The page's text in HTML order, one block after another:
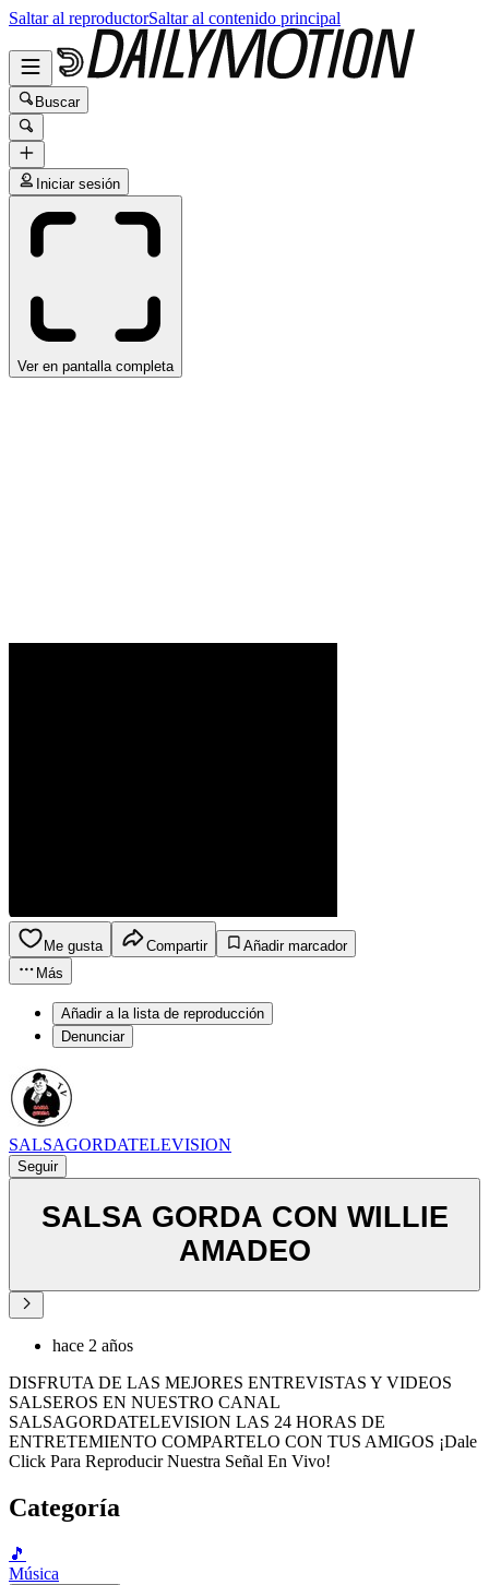
Saltar al reproductorSaltar al contenido principal
Buscar
Iniciar sesión
Ver en pantalla completa
Me gusta Compartir
Añadir marcador
Más
Añadir a la lista de reproducción
Denunciar
SALSAGORDATELEVISION
Seguir
SALSA GORDA CON WILLIE
AMADEO
hace 2 años
DISFRUTA DE LAS MEJORES ENTREVISTAS Y VIDEOS
SALSEROS EN NUESTRO CANAL
SALSAGORDATELEVISION LAS 24 HORAS DE
ENTRETEMIENTO COMPARTELO CON TUS AMIGOS ¡Dale
Click Para Reproducir Nuestra Señal En Vivo!
Categoría
🎵
Música